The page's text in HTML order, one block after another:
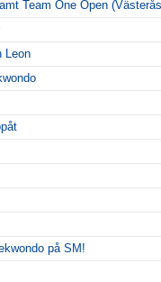
Team One Open
Leon
på SM!